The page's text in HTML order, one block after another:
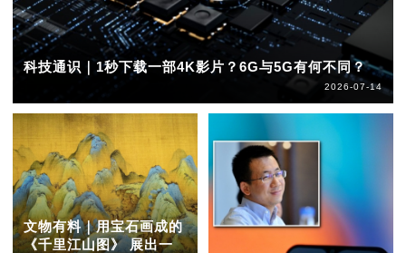
科技通识｜1秒下载一部4K影片？6G与5G有何不同？
2026-07-14
文物有料｜用宝石画成的
《千里江山图》 展出一